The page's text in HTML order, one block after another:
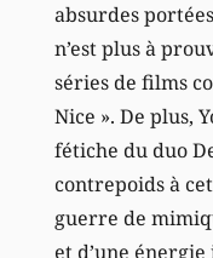
absurdes
n’est plus à
séries de films
Nice ». De plus,
fétiche du duo
contrepoids à
guerre de
et d’une